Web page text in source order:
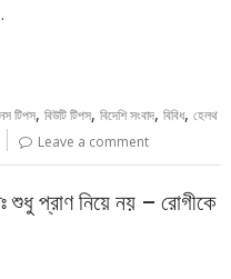
টিপস,বিউটি টিপস্,বিদেশি সংবাদ,বিবিধ,হেলথ
Leave a comment
শুধু প্রাণ নিয়ে নয় – রোগীকে